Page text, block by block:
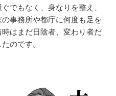
でもなく、身なりを整え、
事務所や都庁に何度も足を
はまだ日陰者、変わり者だ
のです。